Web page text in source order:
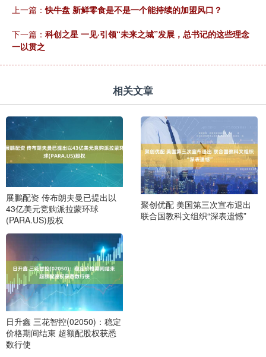
上一篇：快牛盘 新鲜零食是不是一个能持续的加盟风口？
下一篇： 科创之星 一见·引领“未来之城”发展，总书记的这些理念
一以贯之
相关文章
展鵬配资 传布朗夫曼已提出以
43亿美元竞购派拉蒙环球
(PARA.US)股权
聚创优配 美国第三次宣布退出
联合国教科文组织“深表遗憾”
日升鑫 三花智控(02050)：稳定
价格期间结束 超额配股权获悉
数行使